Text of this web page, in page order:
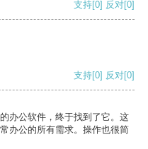
支持[0] 反对[0]
支持[0] 反对[0]
办公软件，终于找到了它。这
办公的所有需求。操作也很简